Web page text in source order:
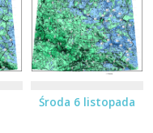
Środa 6 listopada